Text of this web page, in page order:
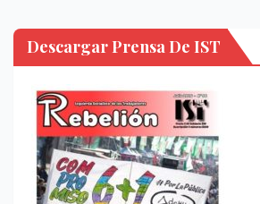
Descargar Prensa De IST